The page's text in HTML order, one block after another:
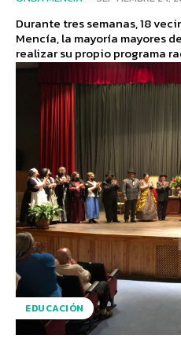
Durante tres semanas, 18
Mencía, la mayoría mayores
realizar su propio programa
EDUCACIÓN